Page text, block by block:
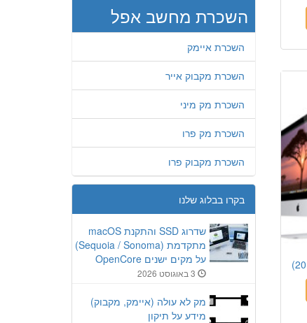
השכרת מחשב אפל
השכרת איימק
השכרת מקבוק אייר
השכרת מק מיני
השכרת מק פרו
השכרת מקבוק פרו
בקרו בבלוג שלנו
שדרוג SSD והתקנת macOS
מתקדמת (Sequoia / Sonoma)
על מקים ישנים OpenCore
מק לא עולה (איימק, מקבוק)
מידע על תיקון